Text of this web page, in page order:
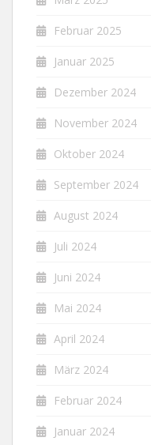
Februar 2025
Januar 2025
Dezember 2024
November 2024
Oktober 2024
September 2024
August 2024
Juli 2024
Juni 2024
Mai 2024
April 2024
März 2024
Februar 2024
Januar 2024